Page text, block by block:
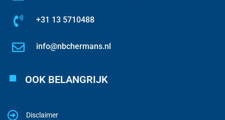
+31 13 5710488
info@nbchermans.nl
OOK BELANGRIJK
Disclaimer